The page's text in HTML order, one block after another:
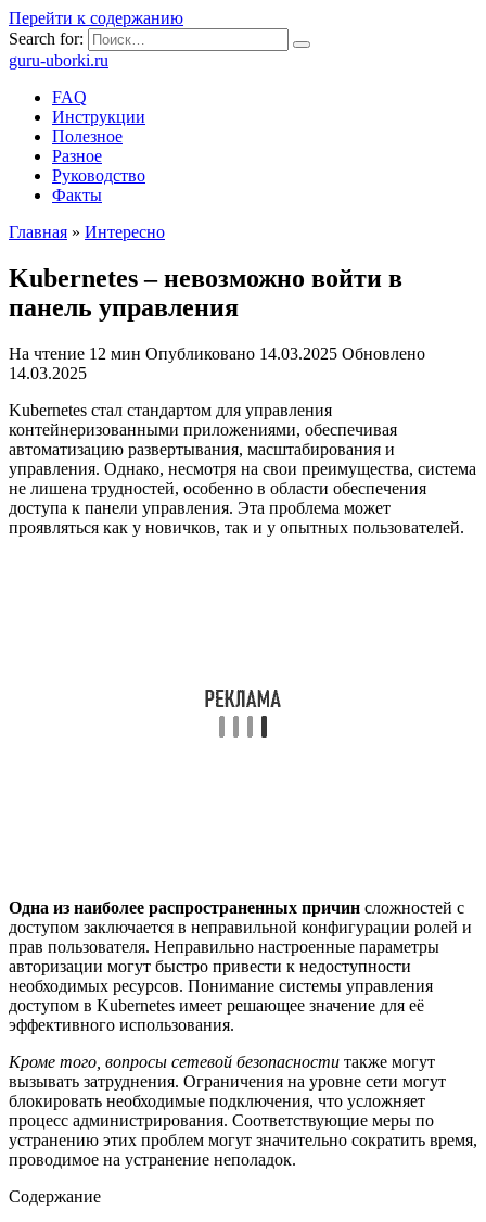
Перейти к содержанию
Search for:
guru-uborki.ru
FAQ
Инструкции
Полезное
Разное
Руководство
Факты
Главная » Интересно
Kubernetes – невозможно войти в
панель управления
На чтение 12 мин Опубликовано 14.03.2025 Обновлено
14.03.2025
Kubernetes стал стандартом для управления
контейнеризованными приложениями, обеспечивая
автоматизацию развертывания, масштабирования и
управления. Однако, несмотря на свои преимущества, система
не лишена трудностей, особенно в области обеспечения
доступа к панели управления. Эта проблема может
проявляться как у новичков, так и у опытных пользователей.
Одна из наиболее распространенных причин сложностей с
доступом заключается в неправильной конфигурации ролей и
прав пользователя. Неправильно настроенные параметры
авторизации могут быстро привести к недоступности
необходимых ресурсов. Понимание системы управления
доступом в Kubernetes имеет решающее значение для её
эффективного использования.
Кроме того, вопросы сетевой безопасности также могут
вызывать затруднения. Ограничения на уровне сети могут
блокировать необходимые подключения, что усложняет
процесс администрирования. Соответствующие меры по
устранению этих проблем могут значительно сократить время,
проводимое на устранение неполадок.
Содержание